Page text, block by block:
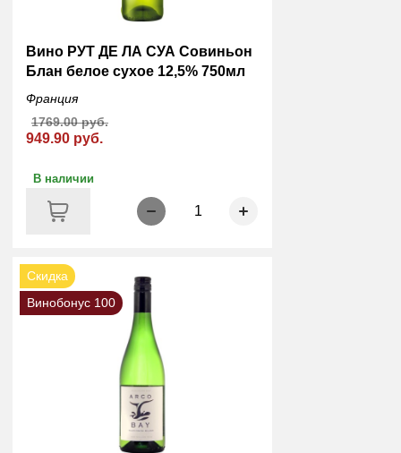
Вино РУТ ДЕ ЛА СУА Совиньон
Блан белое сухое 12,5% 750мл
Франция
949.90 руб.
1769.00 руб.
В наличии
1
Скидка
Винобонус 100